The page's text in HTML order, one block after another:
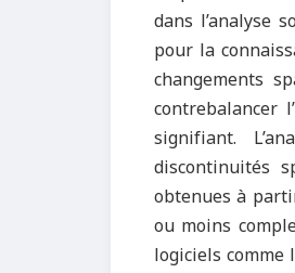
dans l’analyse
pour la
changements
contrebalancer
signifiant.
discontinuités
obtenues à
ou moins
logiciels comme